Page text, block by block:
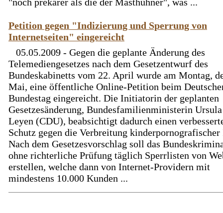
"noch prekärer als die der Masthühner", was ...
Petition gegen "Indizierung und Sperrung von
Internetseiten" eingereicht
05.05.2009 - Gegen die geplante Änderung des
Telemediengesetzes nach dem Gesetzentwurf des
Bundeskabinetts vom 22. April wurde am Montag,
Mai, eine öffentliche Online-Petition beim
Bundestag eingereicht. Die Initiatorin der geplanten
Gesetzesänderung, Bundesfamilienministerin
Leyen (CDU), beabsichtigt dadurch einen
Schutz gegen die Verbreitung
Nach dem Gesetzesvorschlag soll das
ohne richterliche Prüfung täglich Sperrlisten von
erstellen, welche dann von Internet-Providern mit
mindestens 10.000 Kunden ...